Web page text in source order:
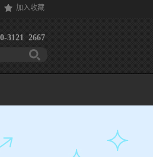
加入收藏
3121 2667